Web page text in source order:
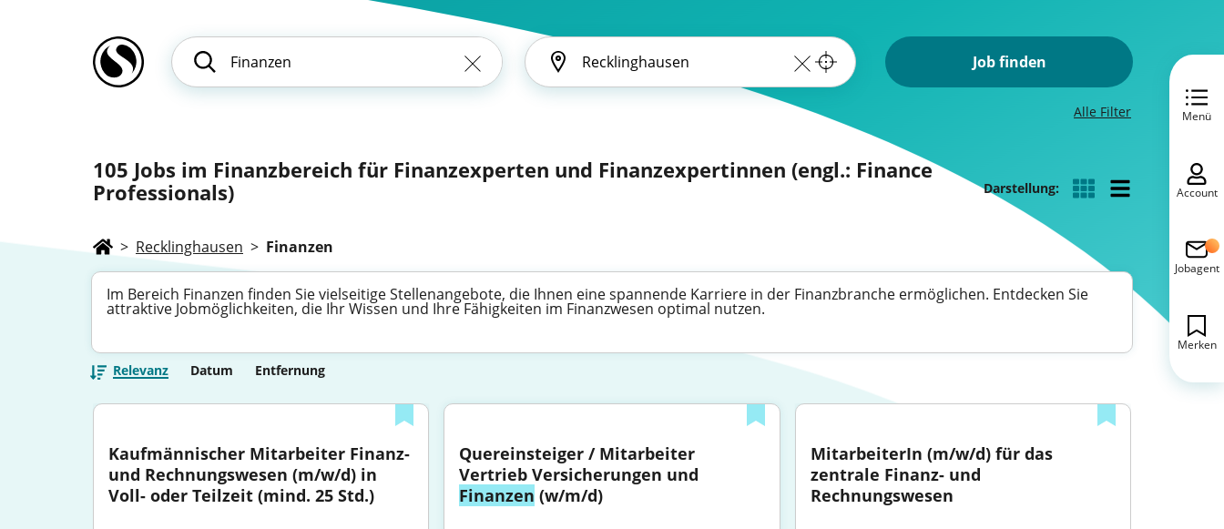
Job finden
Alle Filter
105 Jobs im Finanzbereich für Finanzexperten und Finanzexpertinnen (engl.: Finance
Professionals)
Darstellung:
> Recklinghausen > Finanzen
Im Bereich Finanzen finden Sie vielseitige Stellenangebote, die Ihnen eine spannende Karriere in der Finanzbranche ermöglichen. Entdecken Sie
attraktive Jobmöglichkeiten, die Ihr Wissen und Ihre Fähigkeiten im Finanzwesen optimal nutzen.
Relevanz Datum Entfernung
Kaufmännischer Mitarbeiter Finanz-
und Rechnungswesen (m/w/d) in
Voll- oder Teilzeit (mind. 25 Std.)
Quereinsteiger / Mitarbeiter
Finanzen (w/m/d)
MitarbeiterIn (m/w/d) für das
zentrale Finanz- und
Rechnungswesen
Menü
Account
Jobagent
Merken